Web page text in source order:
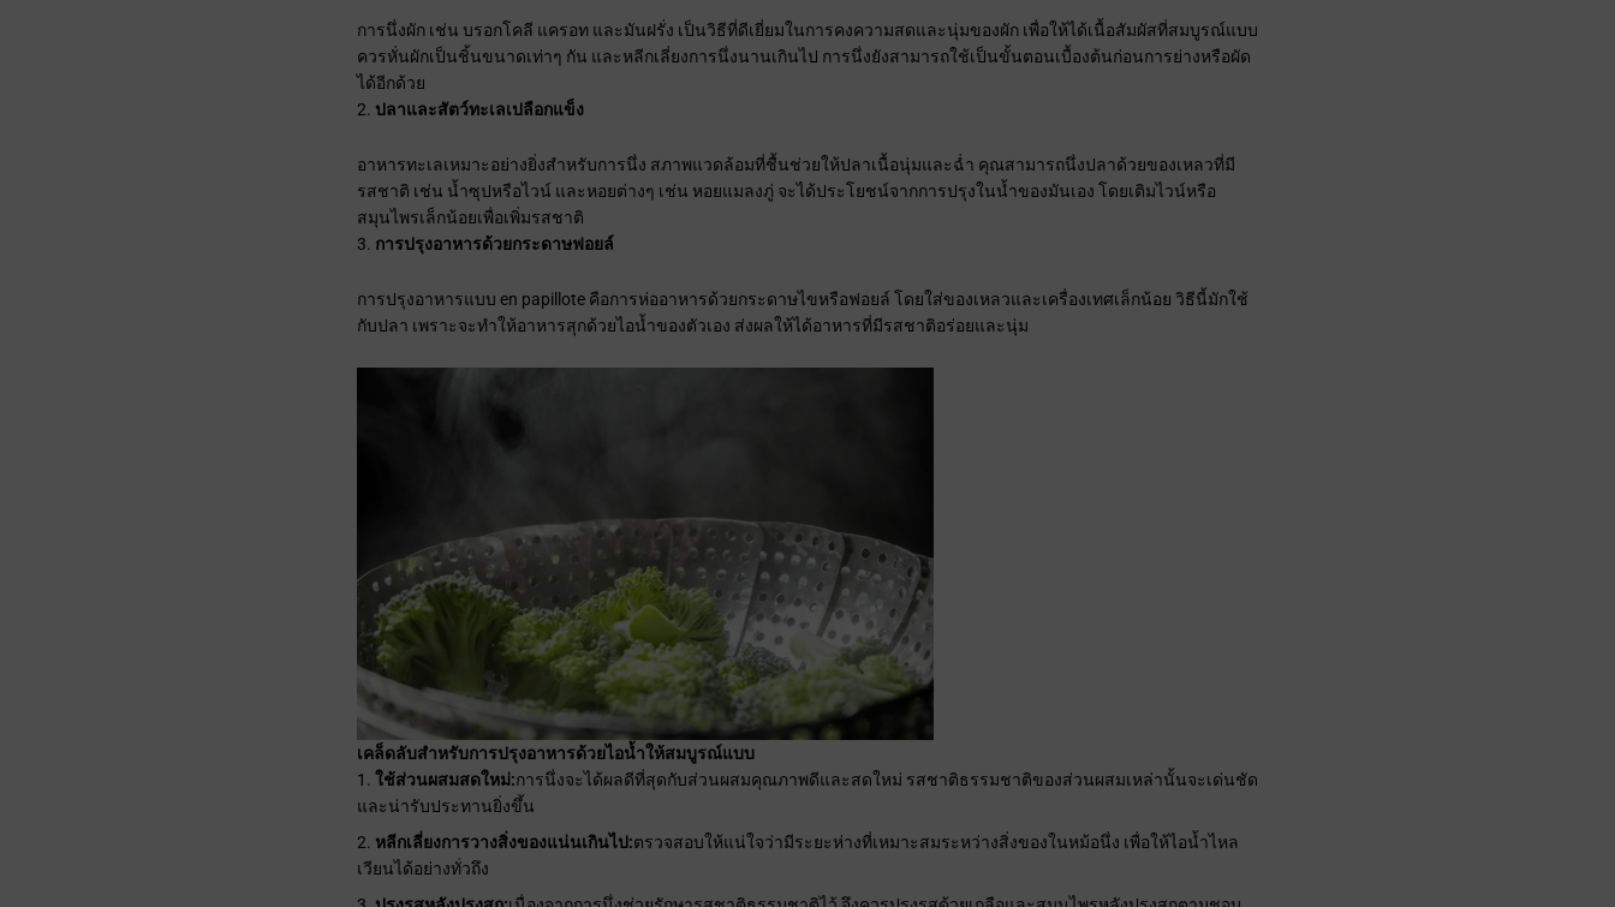
การนึ่งผัก เช่น บรอกโคลี แครอท และมันฝรั่ง เป็นวิธีที่ดีเยี่ยมในการคงความสดและนุ่มของผัก เพื่อให้ได้เนื้อสัมผัสที่สมบูรณ์แบบ
ควรหั่นผักเป็นชิ้นขนาดเท่าๆ กัน และหลีกเลี่ยงการนึ่งนานเกินไป การนึ่งยังสามารถใช้เป็นขั้นตอนเบื้องต้นก่อนการย่างหรือผัด
ได้อีกด้วย
ปลาและสัตว์ทะเลเปลือกแข็ง
อาหารทะเลเหมาะอย่างยิ่งสำหรับการนึ่ง สภาพแวดล้อมที่ชื้นช่วยให้ปลาเนื้อนุ่มและฉ่ำ คุณสามารถนึ่งปลาด้วยของเหลวที่มี
รสชาติ เช่น น้ำซุปหรือไวน์ และหอยต่างๆ เช่น หอยแมลงภู่ จะได้ประโยชน์จากการปรุงในน้ำของมันเอง โดยเติมไวน์หรือ
สมุนไพรเล็กน้อยเพื่อเพิ่มรสชาติ
การปรุงอาหารด้วยกระดาษฟอยล์
การปรุงอาหารแบบ en papillote คือการห่ออาหารด้วยกระดาษไขหรือฟอยล์ โดยใส่ของเหลวและเครื่องเทศเล็กน้อย วิธีนี้มักใช้
กับปลา เพราะจะทำให้อาหารสุกด้วยไอน้ำของตัวเอง ส่งผลให้ได้อาหารที่มีรสชาติอร่อยและนุ่ม
เคล็ดลับสำหรับการปรุงอาหารด้วยไอน้ำให้สมบูรณ์แบบ
ใช้ส่วนผสมสดใหม่:การนึ่งจะได้ผลดีที่สุดกับส่วนผสมคุณภาพดีและสดใหม่ รสชาติธรรมชาติของส่วนผสมเหล่านั้นจะเด่นชัด
และน่ารับประทานยิ่งขึ้น
หลีกเลี่ยงการวางสิ่งของแน่นเกินไป:ตรวจสอบให้แน่ใจว่ามีระยะห่างที่เหมาะสมระหว่างสิ่งของในหม้อนึ่ง เพื่อให้ไอน้ำไหล
เวียนได้อย่างทั่วถึง